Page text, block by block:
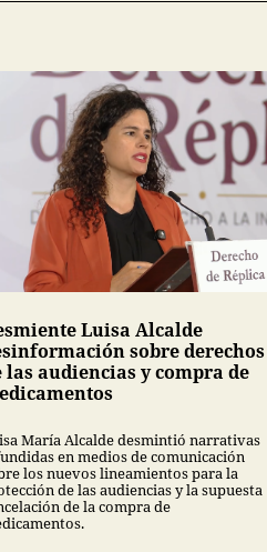
Luisa Alcalde
sobre derechos
las audiencias y compra de
María Alcalde desmintió narrativas
en medios de comunicación
los nuevos lineamientos para la
de las audiencias y la supuesta
de la compra de